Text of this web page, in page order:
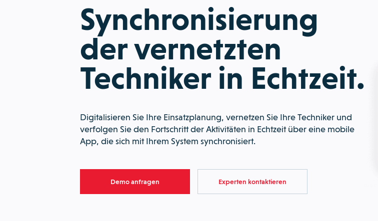
Synchronisierung
der vernetzten
Techniker in Echtzeit.
Digitalisieren Sie Ihre Einsatzplanung, vernetzen Sie Ihre Techniker und
verfolgen Sie den Fortschritt der Aktivitäten in Echtzeit über eine mobile
App, die sich mit Ihrem System synchronisiert.
Demo anfragen Experten kontaktieren